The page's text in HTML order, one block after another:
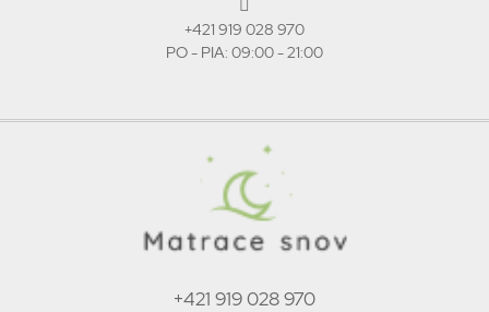
+421 919 028 970
PO - PIA: 09:00 - 21:00
+421 919 028 970